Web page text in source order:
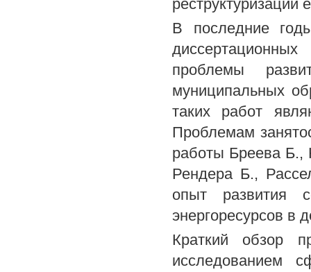
реструктуризации
В последние
проблемы
муниципальных
таких работ
Проблемам
работы Бреева Б.,
Рендера Б.,
опыт развития
энергоресурсов в
Краткий обзор
исследованием